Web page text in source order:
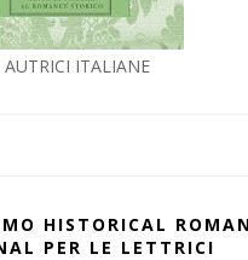
ITALIANE
HISTORICAL
PER LE LETTRICI